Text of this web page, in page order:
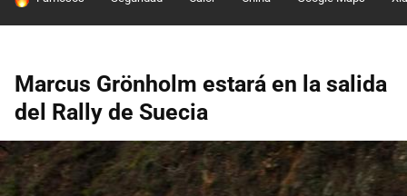
Marcus Grönholm estará en la salida
del Rally de Suecia